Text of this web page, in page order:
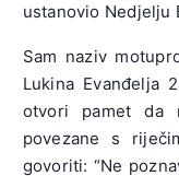
ustanovio Nedjelju
Sam naziv
Lukina Evanđelja
otvori pamet da
povezane s
govoriti: “Ne